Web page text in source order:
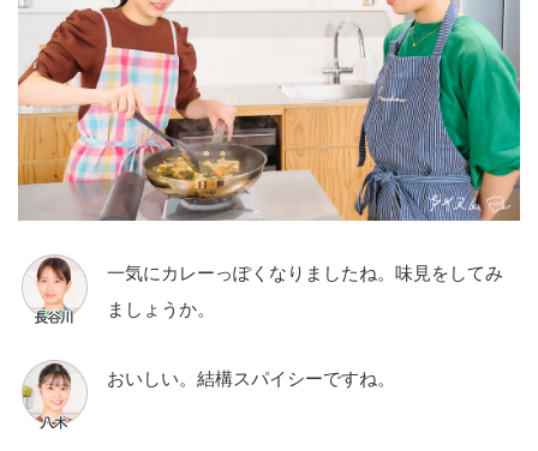
一気にカレーっぽくなりましたね。味見をしてみ
ましょうか。
おいしい。結構スパイシーですね。